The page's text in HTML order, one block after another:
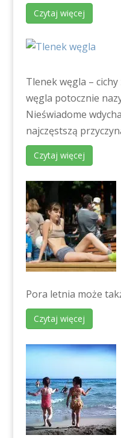
Czytaj więcej
Tlenek węgla –
węgla potocznie
Nieświadome
najczęstszą
Czytaj więcej
Pora letnia może
Czytaj więcej